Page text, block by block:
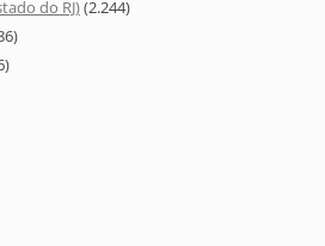
do RJ)(2.244)